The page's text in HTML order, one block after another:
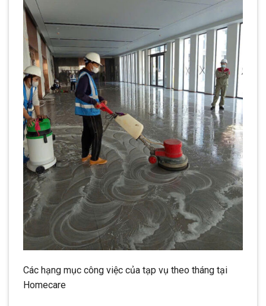
Các hạng mục công việc của tạp vụ theo tháng tại
Homecare